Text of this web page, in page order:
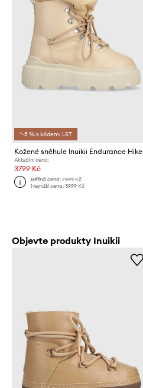
*-5 % s kódem: LST
Kožené sněhule Inuikii Endurance Hike
Aktuální cena:
3799 Kč
Běžná cena:7999 Kč
Nejnižší cena:3999 Kč
Objevte produkty Inuikii